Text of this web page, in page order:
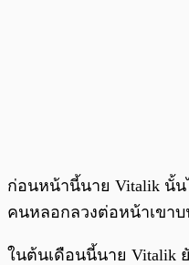
ก่อนหน้านี้นาย Vitalik นั้น
คนหลอกลวงต่อหน้าเขา
ในต้นเดือนนี้นาย Vitalik